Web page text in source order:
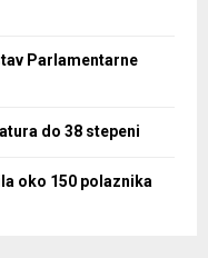
Parlamentarne
do 38 stepeni
oko 150 polaznika